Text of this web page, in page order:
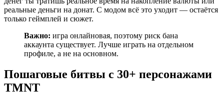
реальные деньги на донат. С модом всё это уходит — остаётся
только геймплей и сюжет.
Важно: игра онлайновая, поэтому риск бана
аккаунта существует. Лучше играть на отдельном
профиле, а не на основном.
Пошаговые битвы с 30+ персонажами
TMNT